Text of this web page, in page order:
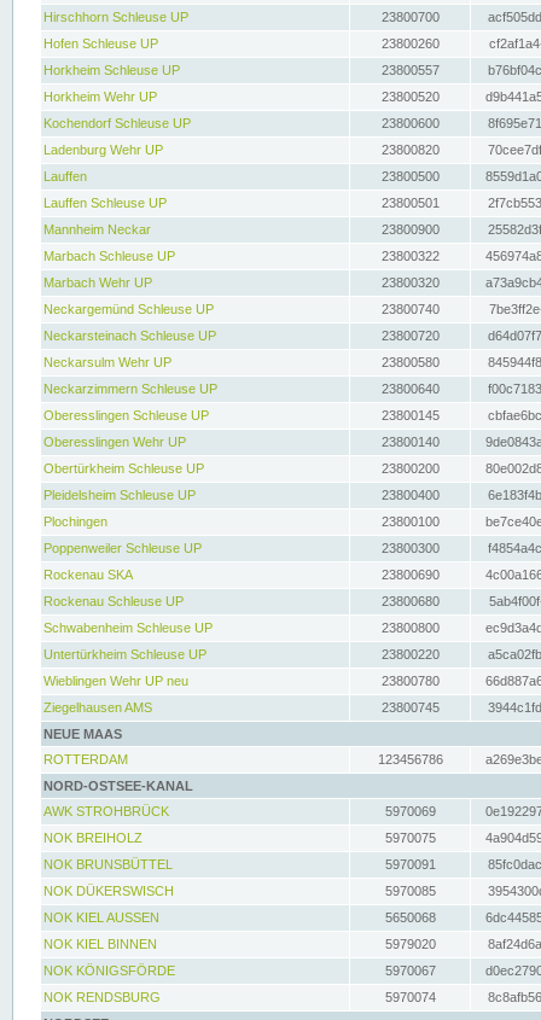
Hirschhorn Schleuse UP
23800700
Hofen Schleuse UP
23800260
Horkheim Schleuse UP
23800557
Horkheim Wehr UP
23800520
Kochendorf Schleuse UP
23800600
Ladenburg Wehr UP
23800820
Lauffen
23800500
Lauffen Schleuse UP
23800501
Mannheim Neckar
23800900
Marbach Schleuse UP
23800322
Marbach Wehr UP
23800320
Neckargemünd Schleuse UP
23800740
Neckarsteinach Schleuse UP
23800720
Neckarsulm Wehr UP
23800580
Neckarzimmern Schleuse UP
23800640
Oberesslingen Schleuse UP
23800145
Oberesslingen Wehr UP
23800140
Obertürkheim Schleuse UP
23800200
Pleidelsheim Schleuse UP
23800400
Plochingen
23800100
Poppenweiler Schleuse UP
23800300
Rockenau SKA
23800690
Rockenau Schleuse UP
23800680
Schwabenheim Schleuse UP
23800800
Untertürkheim Schleuse UP
23800220
Wieblingen Wehr UP neu
23800780
Ziegelhausen AMS
23800745
NEUE MAAS
ROTTERDAM
123456786
NORD-OSTSEE-KANAL
AWK STROHBRÜCK
5970069
NOK BREIHOLZ
5970075
NOK BRUNSBÜTTEL
5970091
NOK DÜKERSWISCH
5970085
NOK KIEL AUSSEN
5650068
NOK KIEL BINNEN
5979020
NOK KÖNIGSFÖRDE
5970067
NOK RENDSBURG
5970074